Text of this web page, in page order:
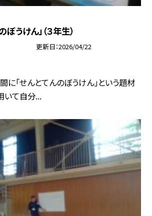
うけん」（３年生）
更新日 2026/04/22
に「せんとてんのぼうけん」という題材
いて自分...